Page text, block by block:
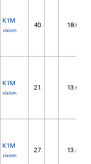
K1M
slalom
40. 18.01
K1M
slalom
21. 13.64
K1M
slalom
27. 13.47